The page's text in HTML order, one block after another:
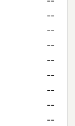
--
--
--
--
--
--
--
--